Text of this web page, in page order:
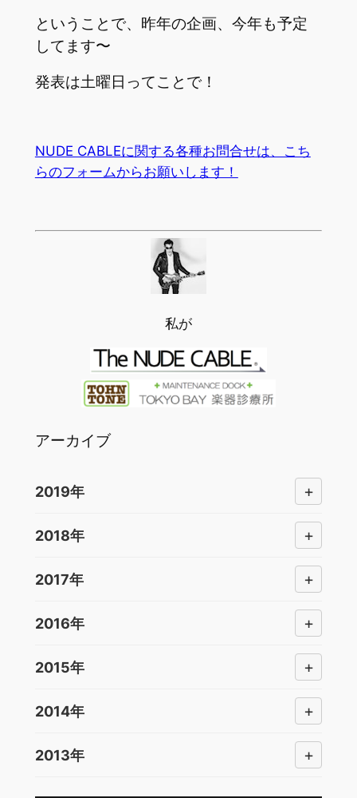
ということで、昨年の企画、今年も予定
してます〜
発表は土曜日ってことで！
NUDE CABLEに関する各種お問合せは、こち
らのフォームからお願いします！
私が
アーカイブ
2019年 +
2018年 +
2017年 +
2016年 +
2015年 +
2014年 +
2013年 +